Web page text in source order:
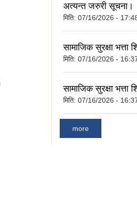
अत्यन्त जरुरी सूचना।
मिति: 07/16/2026 -
सामाजिक सुरक्षा भत्ता
मिति: 07/16/2026 -
सामाजिक सुरक्षा भत्ता
मिति: 07/16/2026 -
more